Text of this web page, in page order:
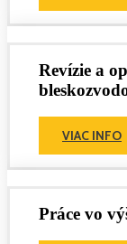
Revízie a
VIAC INFO
Práce vo